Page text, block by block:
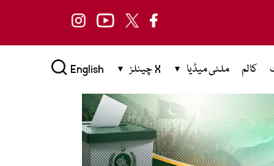
کالم ملٹی میڈیا X چینلز English